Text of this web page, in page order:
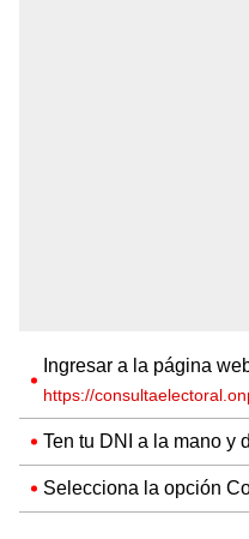
Ingresar a la página
https://
Ten tu DNI a la mano y
Selecciona la opción